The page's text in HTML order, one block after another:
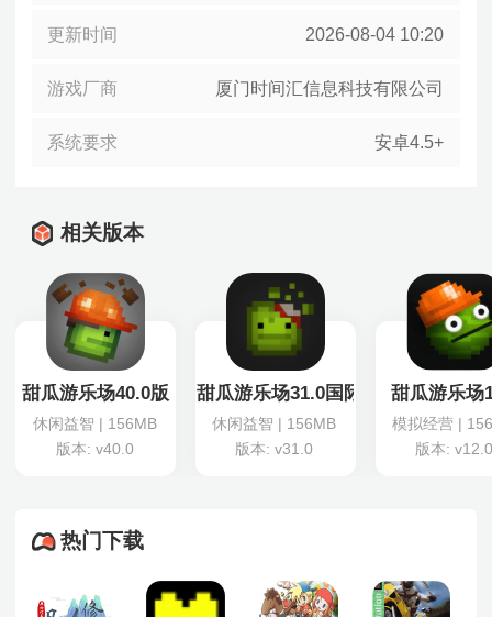
更新时间 2026-08-04 10:20
游戏厂商 厦门时间汇信息科技有限公司
系统要求 安卓4.5+
相关版本
甜瓜游乐场40.0版
休闲益智 | 156MB
版本: v40.0
甜瓜游乐场31.0国际版
休闲益智 | 156MB
版本: v31.0
甜瓜游乐场
模拟经营 |
版本: v12.0
热门下载